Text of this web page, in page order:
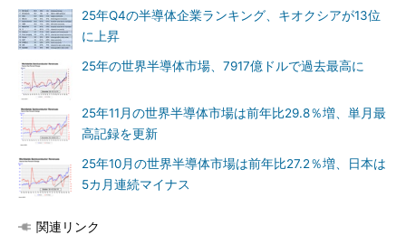
25年Q4の半導体企業ランキング、キオクシアが13位
に上昇
25年の世界半導体市場、7917億ドルで過去最高に
25年11月の世界半導体市場は前年比29.8％増、単月最
高記録を更新
25年10月の世界半導体市場は前年比27.2％増、日本は
5カ月連続マイナス
関連リンク